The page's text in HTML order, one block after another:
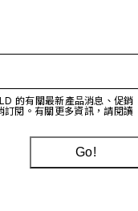
的有關最新產品消息、促銷
閱。有關更多資訊，請閱讀
Go!